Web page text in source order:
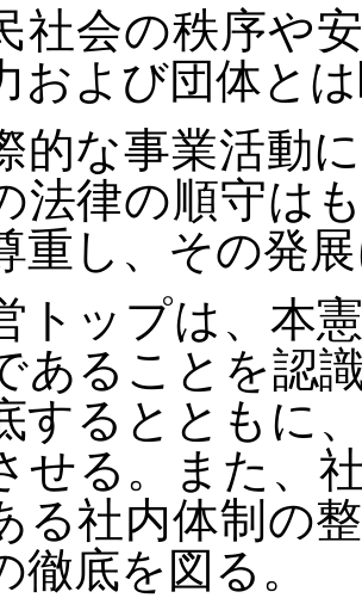
社会の秩序や
および団体と
的な事業活動
法律の順守は
重し、その発
トップは、本
あることを認
するとともに
せる。また、
る社内体制の
徹底を図る。